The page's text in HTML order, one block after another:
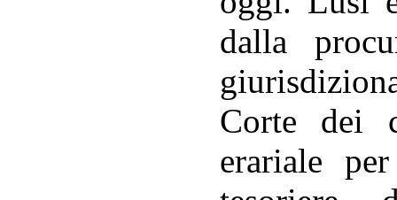
dalla
Corte dei
erariale